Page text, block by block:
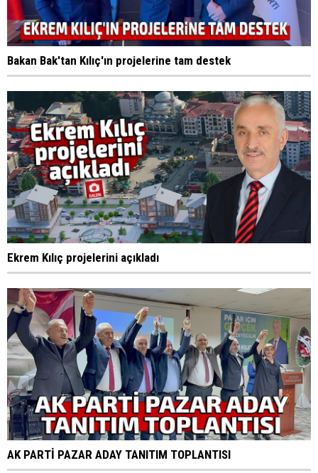
Bakan Bak'tan Kılıç'ın projelerine tam destek
Ekrem Kılıç projelerini açıkladı
AK PARTİ PAZAR ADAY TANITIM TOPLANTISI